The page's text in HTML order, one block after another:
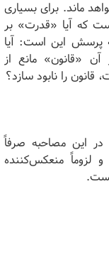
ماند. برای بسیاری
که آیا «قدرت» بر
پرسش این است: آیا
«قانون» مانع از
را نابود سازد؟
در این مصاحبه صرفاً
لزوماً منعکس‌کننده